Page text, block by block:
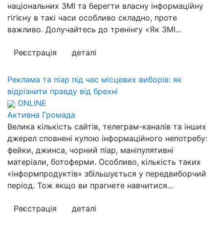
національних ЗМІ та берегти власну інформаційну
гігієну в такі часи особливо складно, проте
важливо. Долучайтесь до тренінгу «Як ЗМІ...
Реєстрація деталі
Реклама та піар під час місцевих виборів: як
відрізнити правду від брехні
ONLINE
Активна Громада
Велика кількість сайтів, телеграм-каналів та інших
джерел сповнені купою інформаційного непотребу:
фейки, джинса, чорний піар, маніпулятивні
матеріали, ботоферми. Особливо, кількість таких
«інформпродуктів» збільшується у передвиборчий
період. Тож якщо ви прагнете навчитися...
Реєстрація деталі